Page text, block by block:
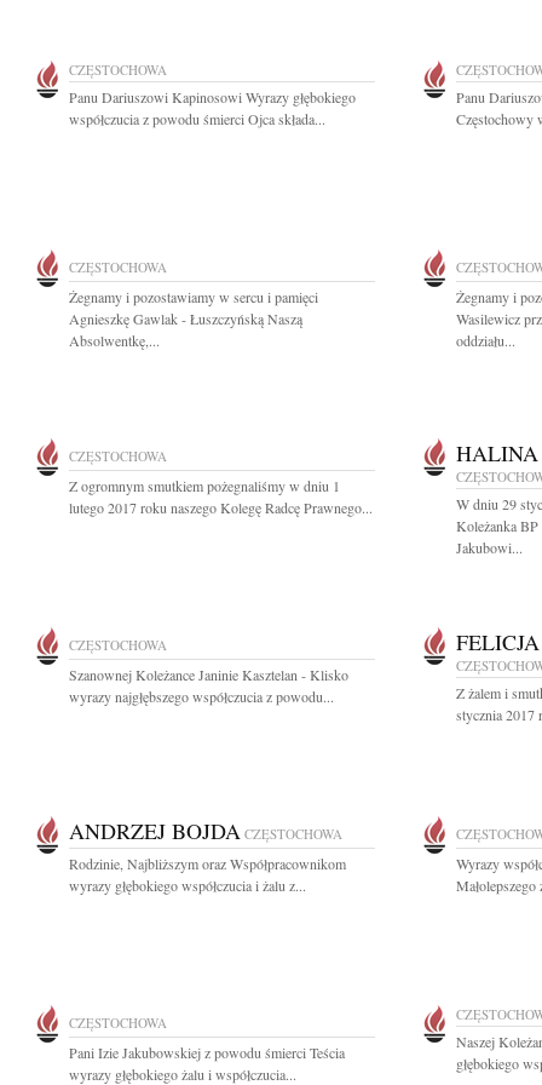
CZĘSTOCHOWA
Panu Dariuszowi Kapinosowi Wyrazy głębokiego
współczucia z powodu śmierci Ojca składa...
Panu
Częstochowy
CZĘSTOCHOWA
Żegnamy i pozostawiamy w sercu i pamięci
Agnieszkę Gawlak - Łuszczyńską Naszą
Absolwentkę,...
Żegnamy i
Wasilewicz
oddziału...
CZĘSTOCHOWA
Z ogromnym smutkiem pożegnaliśmy w dniu 1
lutego 2017 roku naszego Kolegę Radcę Prawnego...
HALINA
W dniu 29
Koleżanka
Jakubowi...
CZĘSTOCHOWA
Szanownej Koleżance Janinie Kasztelan - Klisko
wyrazy najgłębszego współczucia z powodu...
Z żalem i
stycznia 2017
ANDRZEJ BOJDA CZĘSTOCHOWA
Rodzinie, Najbliższym oraz Współpracownikom
wyrazy głębokiego współczucia i żalu z...
Wyrazy
CZĘSTOCHOWA
Pani Izie Jakubowskiej z powodu śmierci Teścia
wyrazy głębokiego żalu i współczucia...
Naszej
głębokiego